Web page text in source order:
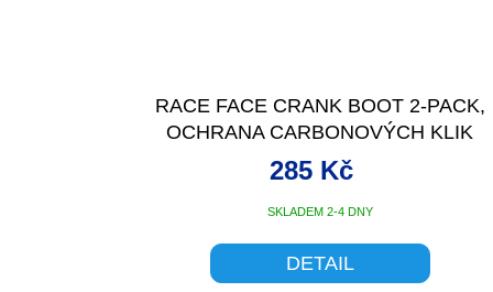
RACE FACE CRANK BOOT 2-PACK,
OCHRANA CARBONOVÝCH KLIK
ČERVENÁ
SKLADEM 2-4 DNY
285 Kč
DETAIL